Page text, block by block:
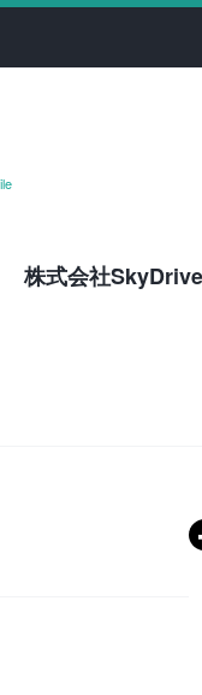
株式会社SkyDrive